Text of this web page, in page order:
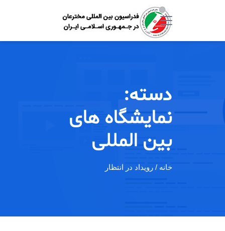
دسته:
نمایشگاه های
بین المللی
خانه / رویداد در انتظار